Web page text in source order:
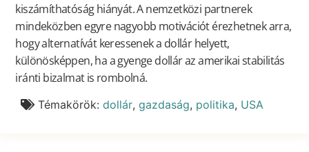
kiszámíthatóság hiányát. A nemzetközi partnerek
mindeközben egyre nagyobb motivációt érezhetnek arra,
hogy alternatívát keressenek a dollár helyett,
különösképpen, ha a gyenge dollár az amerikai stabilitás
iránti bizalmat is rombolná.
Témakörök: dollár, gazdaság, politika, USA